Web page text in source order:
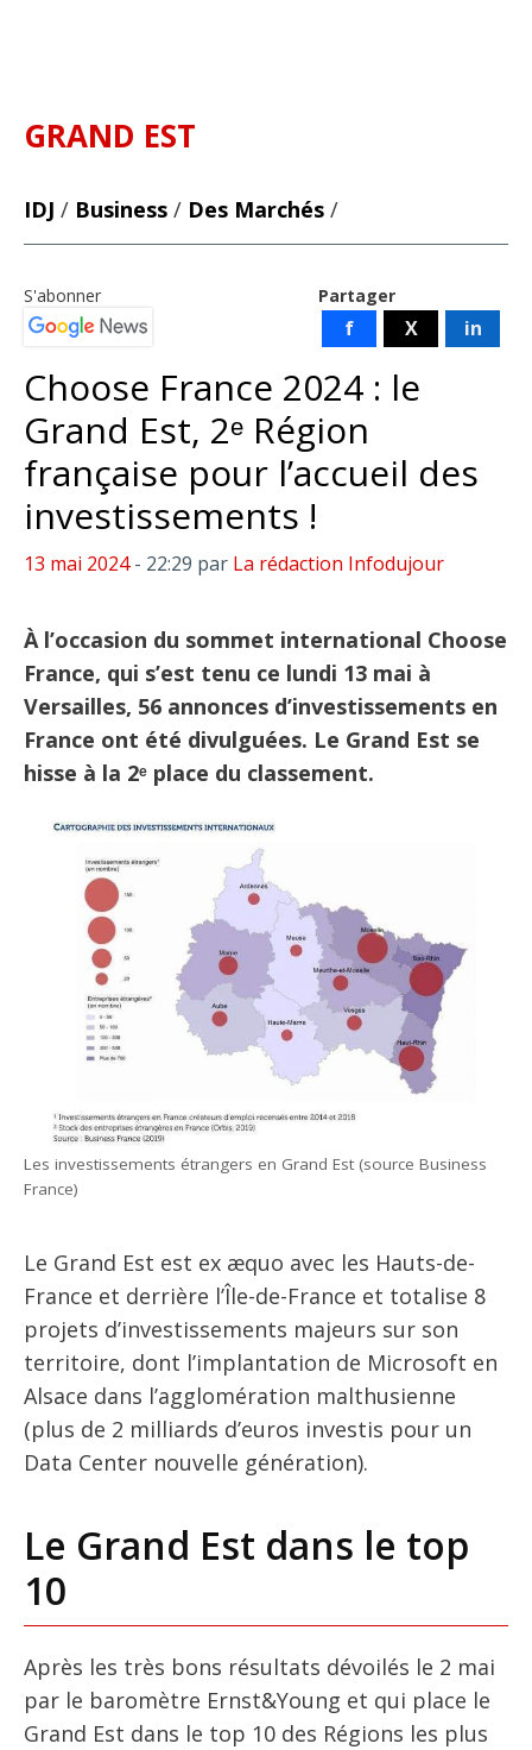
GRAND EST
IDJ / Business / Des Marchés /
Partager
f X in
S'abonner
Choose France 2024 : le
Grand Est, 2ᵉ Région
française pour l’accueil des
investissements !
13 mai 2024- 22:29 par La rédaction Infodujour
À l’occasion du sommet international Choose
France, qui s’est tenu ce lundi 13 mai à
Versailles, 56 annonces d’investissements en
France ont été divulguées. Le Grand Est se
hisse à la 2ᵉ place du classement.
Les investissements étrangers en Grand Est (source Business
France)
Le Grand Est est ex æquo avec les Hauts-de-
France et derrière l’Île-de-France et totalise 8
projets d’investissements majeurs sur son
territoire, dont l’implantation de Microsoft en
Alsace dans l’agglomération malthusienne
(plus de 2 milliards d’euros investis pour un
Data Center nouvelle génération).
Le Grand Est dans le top
10
Après les très bons résultats dévoilés le 2 mai
par le baromètre Ernst&Young et qui place le
Grand Est dans le top 10 des Régions les plus